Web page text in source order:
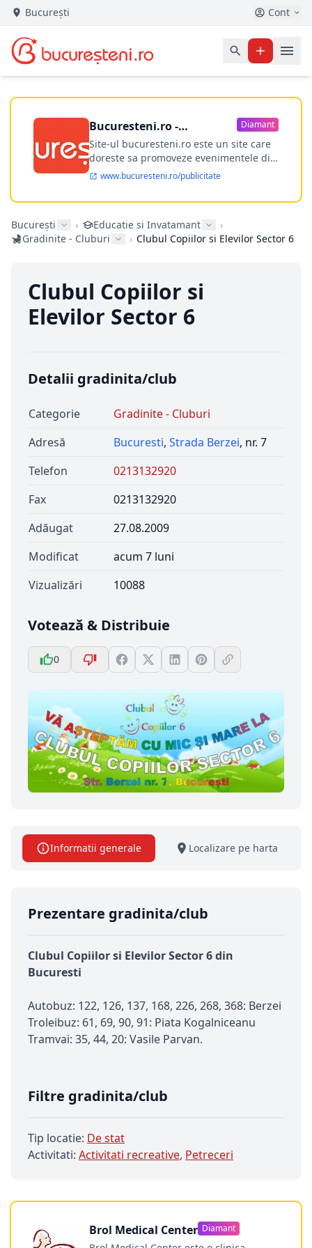
București Cont
Bucuresteni.ro -
publicitate online
Diamant
Site-ul bucuresteni.ro este un site care
doreste sa promoveze evenimentele din
Bucuresti si nu numai, sa puna la
dispozitia utilizatorului cea mai
performanta harta electronica a
ofere posibilitatea firmel...
www.bucuresteni.ro/publicitate
București › Educatie si Invatamant
›
Gradinite - Cluburi
› Clubul Copiilor si Elevilor Sector 6
Clubul Copiilor si
Elevilor Sector 6
Detalii gradinita/club
Categorie
Gradinite - Cluburi
Adresă
Bucuresti, Strada Berzei, nr. 7
Telefon
0213132920
Fax
0213132920
Adăugat
27.08.2009
Modificat
acum 7 luni
Vizualizări
10088
Votează & Distribuie
0
Informatii generale Localizare pe harta
Prezentare gradinita/club
Clubul Copiilor si Elevilor Sector 6 din
Bucuresti
Autobuz: 122, 126, 137, 168, 226, 268, 368: Berzei
Troleibuz: 61, 69, 90, 91: Piata Kogalniceanu
Tramvai: 35, 44, 20: Vasile Parvan.
Filtre gradinita/club
Tip locatie: De stat
Activitati: Activitati recreative, Petreceri
Brol Medical Center Diamant